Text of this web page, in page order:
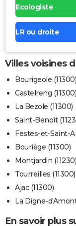
Ecologiste
LR ou droite
Villes voisines
Bourigeole (11300)
Castelreng (11300)
La Bezole (11300)
Saint-Benoît
Festes-et-Saint-
Bouriège (11300)
Montjardin (11230)
Tourreilles (11300)
Ajac (11300)
La Digne-
En savoir plus